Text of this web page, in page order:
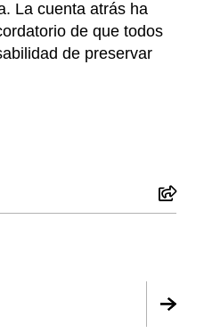
La cuenta atrás ha
de que todos
de preservar